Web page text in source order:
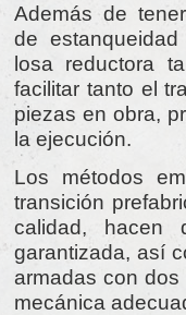
Además de
de
losa reductora
facilitar tanto el
piezas en obra,
la ejecución.
Los métodos
transición
calidad, hacen
garantizada, así
armadas con
mecánica